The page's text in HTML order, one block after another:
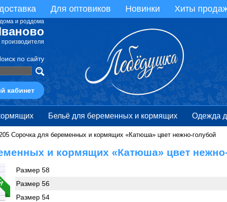
Для оптовиков Новинки Хиты
и роддома
производителя
по сайту
кабинет
Бельё для беременных и кормящих Одежда
Сорочка для беременных и кормящих «Катюша» цвет нежно-голубой
и кормящих «Катюша» цвет
Размер 58
Размер 56
Размер 54